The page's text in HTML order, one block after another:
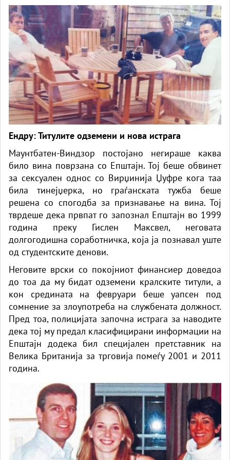
Ендру: Титулите одземени и нова истрага
Маунтбатен-Виндзор постојано негираше каква
било вина поврзана со Епштајн. Тој беше обвинет
за сексуален однос со Вирџинија Џуфре кога таа
била тинејџерка, но граѓанската тужба беше
решена со спогодба за признавање на вина. Тој
тврдеше дека првпат го запознал Епштајн во 1999
година преку Гислен Максвел, неговата
долгогодишна соработничка, која ја познавал уште
од студентските денови.
Неговите врски со покојниот финансиер доведоа
до тоа да му бидат одземени кралските титули, а
кон средината на февруари беше уапсен под
сомнение за злоупотреба на службената должност.
Пред тоа, полицијата започна истрага за наводите
дека тој му предал класифицирани информации на
Епштајн додека бил специјален претставник на
Велика Британија за трговија помеѓу 2001 и 2011
година.